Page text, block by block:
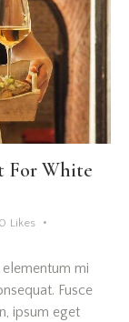
For White
0 Likes
mi
Fusce
ipsum eget